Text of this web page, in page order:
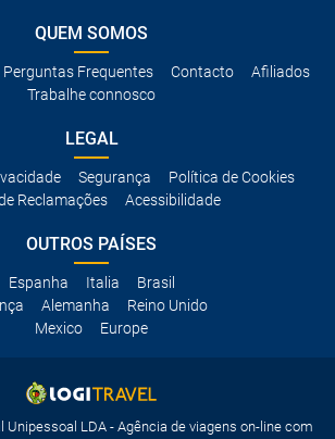
QUEM SOMOS
Perguntas Frequentes Contacto
Afiliados
Trabalhe connosco
LEGAL
Segurança
Política de Cookies
Reclamações
Acessibilidade
OUTROS PAÍSES
Espanha Italia
Brasil
Alemanha
Reino Unido
Mexico
Europe
Unipessoal LDA - Agência de viagens on-line com